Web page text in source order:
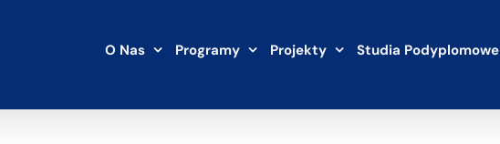
O Nas Programy Projekty Studia Podyplomowe